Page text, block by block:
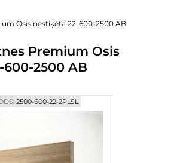
Osis nestiķēta 22-600-2500 AB
Premium Osis
2500 AB
2500-600-22-2PLSL